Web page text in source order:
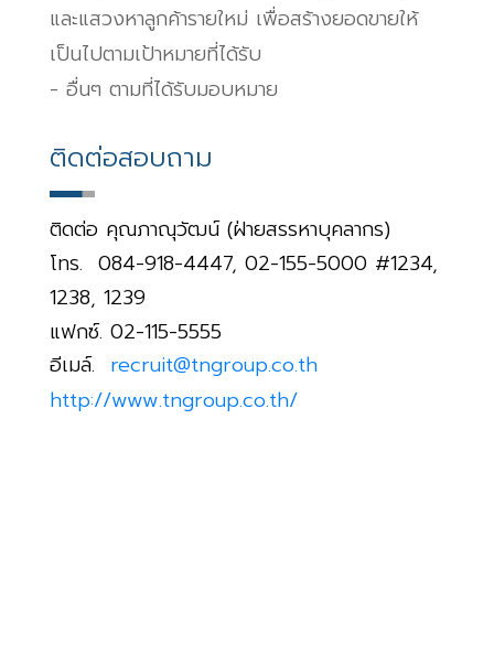
และแสวงหาลูกค้ารายใหม่ เพื่อสร้างยอดขายให้
เป็นไปตามเป้าหมายที่ได้รับ
- อื่นๆ ตามที่ได้รับมอบหมาย
ติดต่อสอบถาม
ติดต่อ คุณภาณุวัฒน์ (ฝ่ายสรรหาบุคลากร)
โทร. 084-918-4447, 02-155-5000 #1234,
1238, 1239
แฟกซ์. 02-115-5555
อีเมล์. recruit@tngroup.co.th
http://www.tngroup.co.th/